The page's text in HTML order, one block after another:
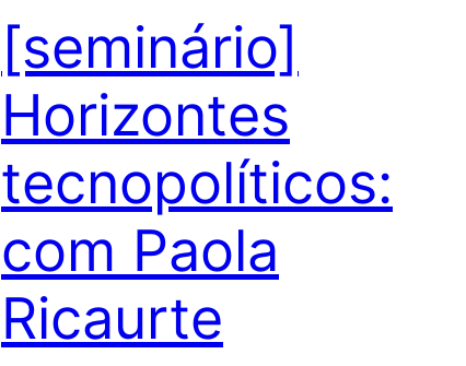
[seminário]
Horizontes
tecnopolíticos:
com Paola
Ricaurte